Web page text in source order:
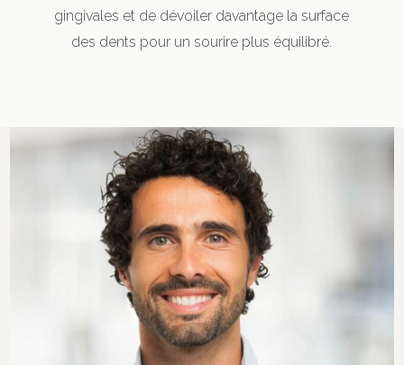
gingivales et de dévoiler davantage la surface
des dents pour un sourire plus équilibré.